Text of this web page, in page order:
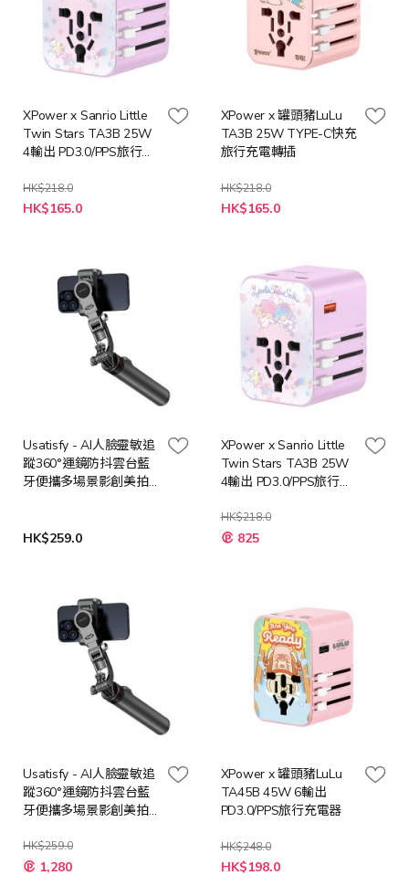
XPower x Sanrio Little
Twin Stars TA3B 25W
4輸出 PD3.0/PPS旅行充
HK$218.0
特
殊
HK$165.0
XPower x 罐頭豬LuLu
TA3B 25W TYPE-C快充
旅行充電轉插
HK$218.0
特
殊
HK$165.0
Usatisfy - AI人臉靈敏追
蹤360°運鏡防抖雲台藍
牙便攜多場景影創美拍
HK$259.0
XPower x Sanrio Little
Twin Stars TA3B 25W
4輸出 PD3.0/PPS旅行充
HK$218.0
特
殊 825
Usatisfy - AI人臉靈敏追
蹤360°運鏡防抖雲台藍
牙便攜多場景影創美拍
HK$259.0
特
殊 1,280
XPower x 罐頭豬LuLu
TA45B 45W 6輸出
PD3.0/PPS旅行充電器
HK$248.0
特
殊
HK$198.0